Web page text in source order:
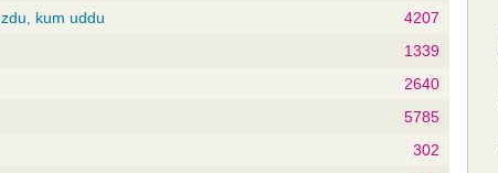
kum uddu
4207
1339
2640
5785
302